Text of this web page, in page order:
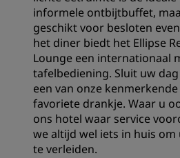
informele ontbijtbuffet,
geschikt voor besloten
het diner biedt het Ellipse
Lounge een internationaal
tafelbediening. Sluit uw
een van onze
favoriete drankje. Waar u
ons hotel waar service
we altijd wel iets in huis
te verleiden.